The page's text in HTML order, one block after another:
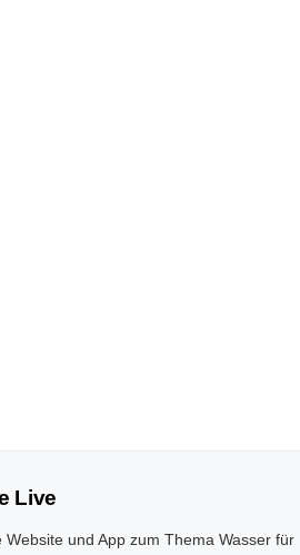
Live
Website und App zum Thema Wasser für